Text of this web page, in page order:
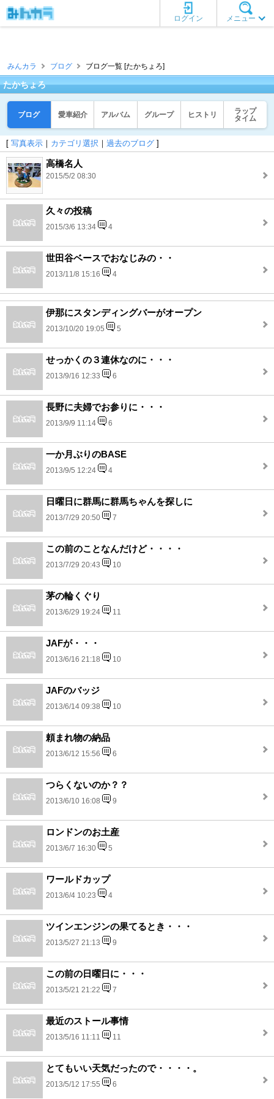
メニュー
ログイン
みんカラ ブログ ブログ一覧 [たかちょろ]
たかちょろ
ブログ 愛車紹介 アルバム グループ ヒストリ
ラップ
タイム
[ 写真表示 ｜ カテゴリ選択 ｜ 過去のブログ ]
高橋名人
2015/5/2 08:30
久々の投稿
2015/3/6 13:34 4
世田谷ベースでおなじみの・・
2013/11/8 15:16 4
伊那にスタンディングバーがオープン
2013/10/20 19:05 5
せっかくの３連休なのに・・・
2013/9/16 12:33 6
長野に夫婦でお参りに・・・
2013/9/9 11:14 6
一か月ぶりのBASE
2013/9/5 12:24 4
日曜日に群馬に群馬ちゃんを探しに
2013/7/29 20:50 7
この前のことなんだけど・・・・
2013/7/29 20:43 10
茅の輪くぐり
2013/6/29 19:24 11
JAFが・・・
2013/6/16 21:18 10
JAFのバッジ
2013/6/14 09:38 10
頼まれ物の納品
2013/6/12 15:56 6
つらくないのか？？
2013/6/10 16:08 9
ロンドンのお土産
2013/6/7 16:30 5
ワールドカップ
2013/6/4 10:23 4
ツインエンジンの果てるとき・・・
2013/5/27 21:13 9
この前の日曜日に・・・
2013/5/21 21:22 7
最近のストール事情
2013/5/16 11:11 11
とてもいい天気だったので・・・・。
2013/5/12 17:55 6